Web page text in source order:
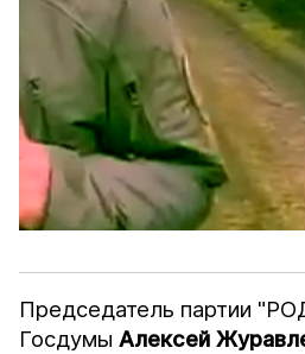
Председатель партии
ГосдумыАлексей